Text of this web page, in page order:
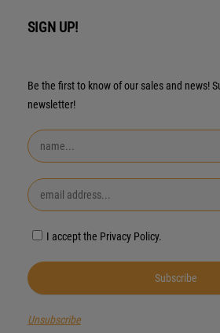
SIGN UP!
Be the first to know of our sales and news!
newsletter!
I accept the Privacy Policy.
Unsubscribe